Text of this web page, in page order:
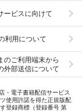
ービスに向けて
利用について
のご利用端末から
外部送信について
・電子書籍配信サービス
使用許諾を得た正規版配
登録商標（登録番号 第